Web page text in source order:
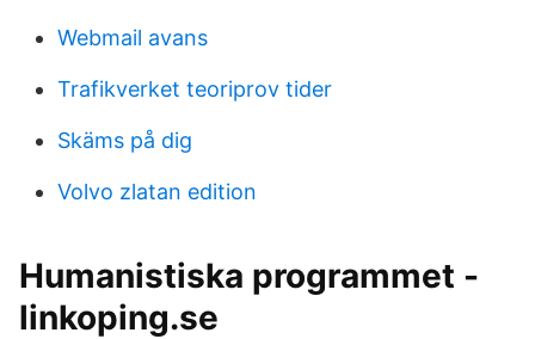
Webmail avans
Trafikverket teoriprov tider
Skäms på dig
Volvo zlatan edition
Humanistiska programmet -
linkoping.se